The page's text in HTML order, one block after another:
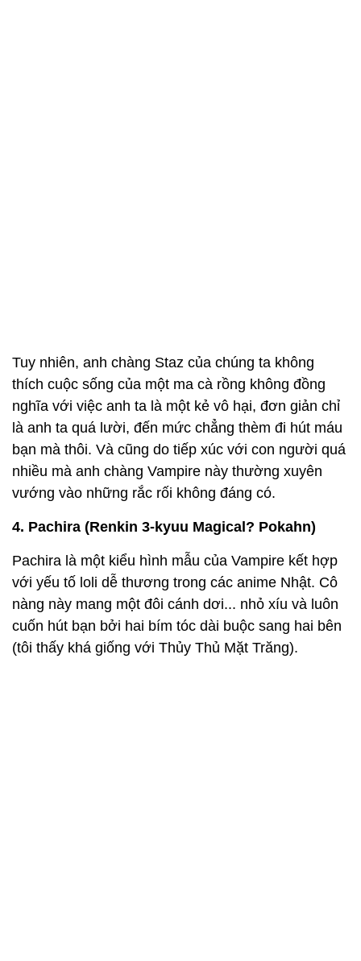
Tuy nhiên, anh chàng Staz của chúng ta không
thích cuộc sống của một ma cà rồng không đồng
nghĩa với việc anh ta là một kẻ vô hại, đơn giản chỉ
là anh ta quá lười, đến mức chẳng thèm đi hút máu
bạn mà thôi. Và cũng do tiếp xúc với con người quá
nhiều mà anh chàng Vampire này thường xuyên
vướng vào những rắc rối không đáng có.
4. Pachira (Renkin 3-kyuu Magical? Pokahn)
Pachira là một kiểu hình mẫu của Vampire kết hợp
với yếu tố loli dễ thương trong các anime Nhật. Cô
nàng này mang một đôi cánh dơi... nhỏ xíu và luôn
cuốn hút bạn bởi hai bím tóc dài buộc sang hai bên
(tôi thấy khá giống với Thủy Thủ Mặt Trăng).